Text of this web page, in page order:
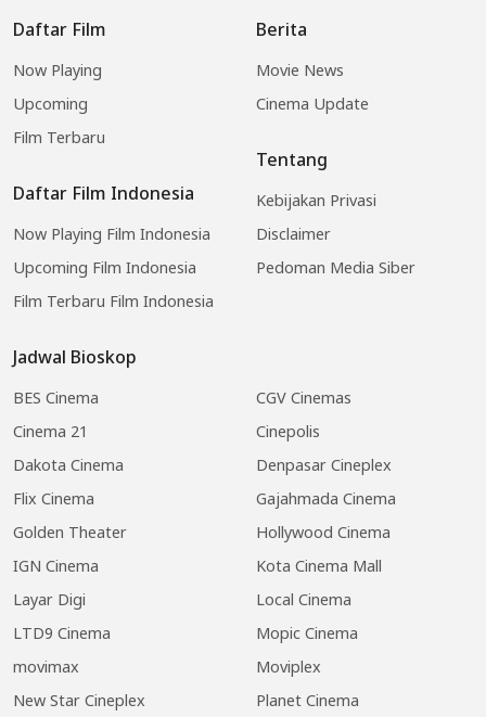
Daftar Film
Now Playing
Upcoming
Film Terbaru
Daftar Film Indonesia
Now Playing Film Indonesia
Upcoming Film Indonesia
Film Terbaru Film Indonesia
Jadwal Bioskop
BES Cinema
CGV Cinemas
Cinema 21
Cinepolis
Dakota Cinema
Denpasar Cineplex
Flix Cinema
Gajahmada Cinema
Golden Theater
Hollywood Cinema
IGN Cinema
Kota Cinema Mall
Layar Digi
Local Cinema
LTD9 Cinema
Mopic Cinema
movimax
Moviplex
New Star Cineplex
Planet Cinema
Berita
Movie News
Cinema Update
Tentang
Kebijakan Privasi
Disclaimer
Pedoman Media Siber